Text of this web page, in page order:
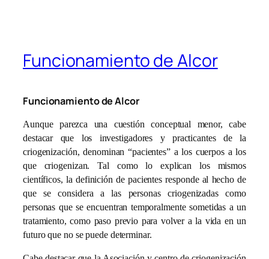
Funcionamiento de Alcor
Funcionamiento de Alcor
Aunque parezca una cuestión conceptual menor, cabe
destacar que los investigadores y practicantes de la
criogenización, denominan “pacientes” a los cuerpos a los
que criogenizan. Tal como lo explican los mismos
científicos, la definición de pacientes responde al hecho de
que se considera a las personas criogenizadas como
personas que se encuentran temporalmente sometidas a un
tratamiento, como paso previo para volver a la vida en un
futuro que no se puede determinar.